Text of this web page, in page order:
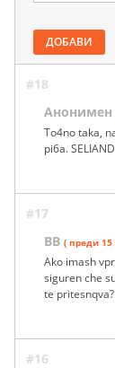
ДОБАВИ
#18
Анонимен
To4no taka,
pi6a.
#17
BB ( преди
Ako imash
siguren che
te pritesnqva?
#16